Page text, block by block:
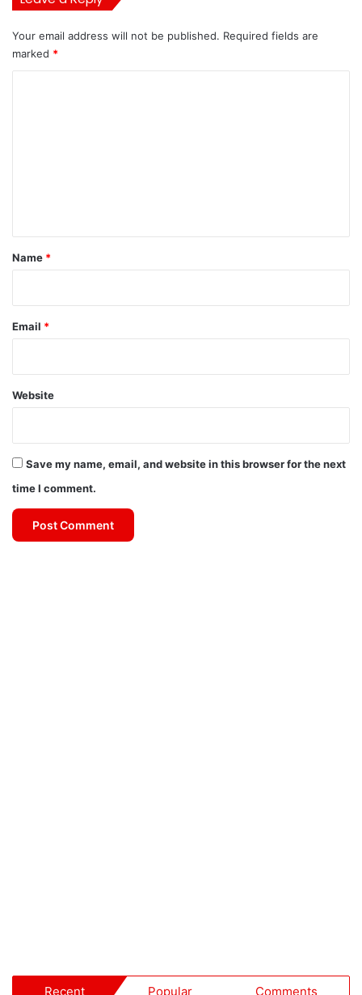
Your email address will not be published. Required fields are
marked *
*
Name *
Email *
Website
Save my name, email, and website in this browser for the next
time I comment.
Recent Popular Comments